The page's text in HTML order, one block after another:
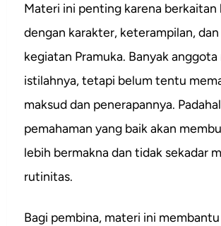
Materi ini penting karena berkaitan
dengan karakter, keterampilan,
kegiatan Pramuka. Banyak
istilahnya, tetapi belum tentu
maksud dan penerapannya.
pemahaman yang baik akan
lebih bermakna dan tidak sekadar
rutinitas.
Bagi pembina, materi ini